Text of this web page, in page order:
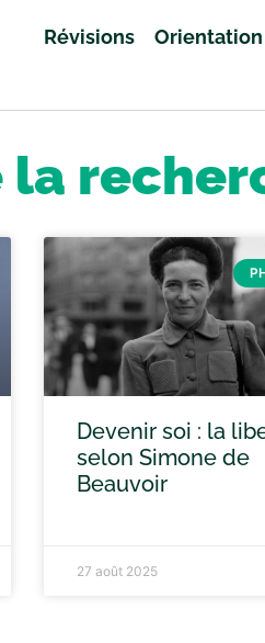
Révisions Orientation
Devenir soi : la
selon Simone de
Beauvoir
27 août 2025